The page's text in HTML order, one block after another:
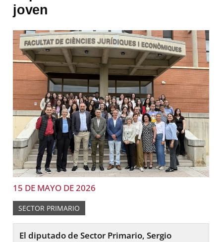
joven
15 DE MAYO DE 2026
SECTOR PRIMARIO
El diputado de Sector Primario, Sergio